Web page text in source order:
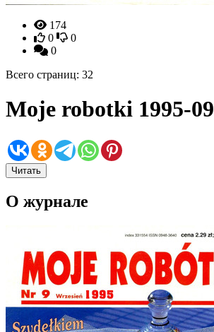
174
0
0
0
Всего страниц: 32
Moje robotki 1995-09
Читать
О журнале